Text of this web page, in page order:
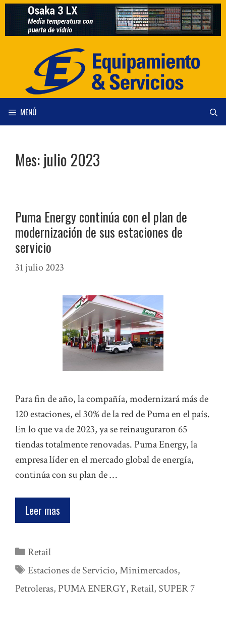
Saltar
contenido
MENÚ
Mes: julio 2023
Puma Energy continúa con el plan de
modernización de sus estaciones de
servicio
31 julio 2023
Para fin de año, la compañía, modernizará más de
120 estaciones, el 30% de la red de Puma en el país.
En lo que va de 2023, ya se reinauguraron 65
tiendas totalmente renovadas. Puma Energy, la
empresa líder en el mercado global de energía,
continúa con su plan de …
Leer mas
Categorías
Retail
Etiquetas
Estaciones de Servicio,Minimercados,
Petroleras, PUMA ENERGY, Retail, SUPER 7